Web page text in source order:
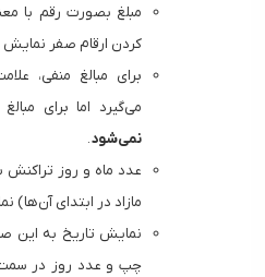
مبلغ بصورت رقم با
کردن ارقام صفر
برای مبالغ منفی،
می‌گیرد اما برای مبالغ
نمی‌شود.
عدد ماه و روز
مازاد در ابتدای آن‌ها)
نمایش تاریخ به
چپ و عدد روز در سمت